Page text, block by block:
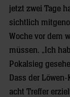
jetzt zwei Tage
sichtlich
Woche vor dem
müssen. „Ich
Pokalsieg
Dass der
acht Treffer